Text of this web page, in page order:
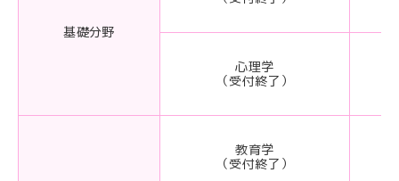
基礎分野
心理学
（受付終了）
教育学
（受付終了）